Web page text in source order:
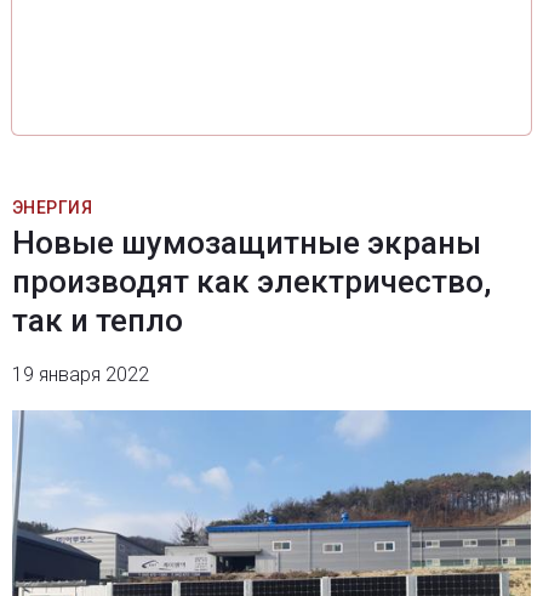
ЭНЕРГИЯ
Новые шумозащитные экраны
производят как электричество,
так и тепло
19 января 2022